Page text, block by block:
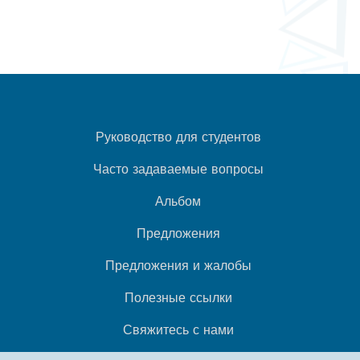
Руководство для студентов
Часто задаваемые вопросы
Альбом
Предложения
Предложения и жалобы
Полезные ссылки
Свяжитесь с нами